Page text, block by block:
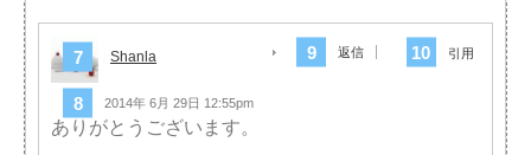
Shanla
2014年 6月 29日 12:55pm
返信 引用
ありがとうございます。